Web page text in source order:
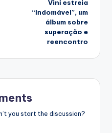
Vini estreia
“Indomável”, um
álbum sobre
superação e
reencontro
you start the discussion?